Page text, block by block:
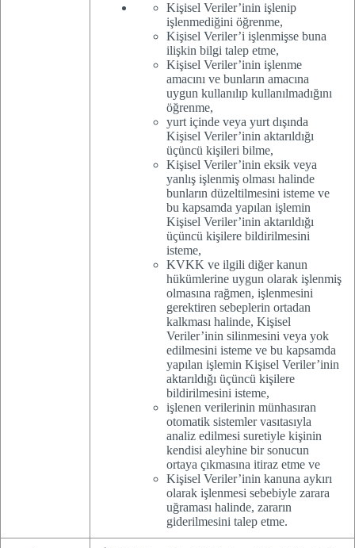
Kişisel Veriler’inin işlenip
işlenmediğini öğrenme,
Kişisel Veriler’i işlenmişse buna
ilişkin bilgi talep etme,
Kişisel Veriler’inin işlenme
amacını ve bunların amacına
uygun kullanılıp kullanılmadığını
öğrenme,
yurt içinde veya yurt dışında
Kişisel Veriler’inin aktarıldığı
üçüncü kişileri bilme,
Kişisel Veriler’inin eksik veya
yanlış işlenmiş olması halinde
bunların düzeltilmesini isteme ve
bu kapsamda yapılan işlemin
Kişisel Veriler’inin aktarıldığı
üçüncü kişilere bildirilmesini
isteme,
KVKK ve ilgili diğer kanun
hükümlerine uygun olarak işlenmiş
olmasına rağmen, işlenmesini
gerektiren sebeplerin ortadan
kalkması halinde, Kişisel
Veriler’inin silinmesini veya yok
edilmesini isteme ve bu kapsamda
yapılan işlemin Kişisel Veriler’inin
aktarıldığı üçüncü kişilere
bildirilmesini isteme,
işlenen verilerinin münhasıran
otomatik sistemler vasıtasıyla
analiz edilmesi suretiyle kişinin
kendisi aleyhine bir sonucun
ortaya çıkmasına itiraz etme ve
Kişisel Veriler’inin kanuna aykırı
olarak işlenmesi sebebiyle zarara
uğraması halinde, zararın
giderilmesini talep etme.